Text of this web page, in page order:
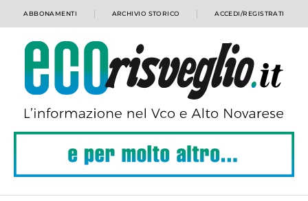
ABBONAMENTI ARCHIVIO STORICO ACCEDI/REGISTRATI